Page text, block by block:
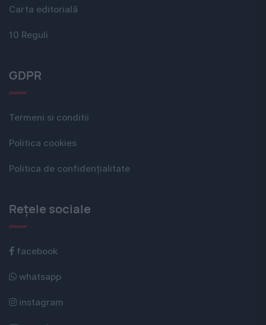
Carta editorială
10 Reguli
GDPR
Termeni si conditii
Politica cookies
Politica de confidențialitate
Rețele sociale
facebook
whatsapp
instagram